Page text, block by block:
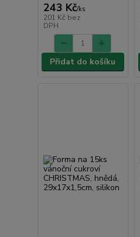
243 Kč/ks
201 Kč bez
DPH
Přidat do košíku